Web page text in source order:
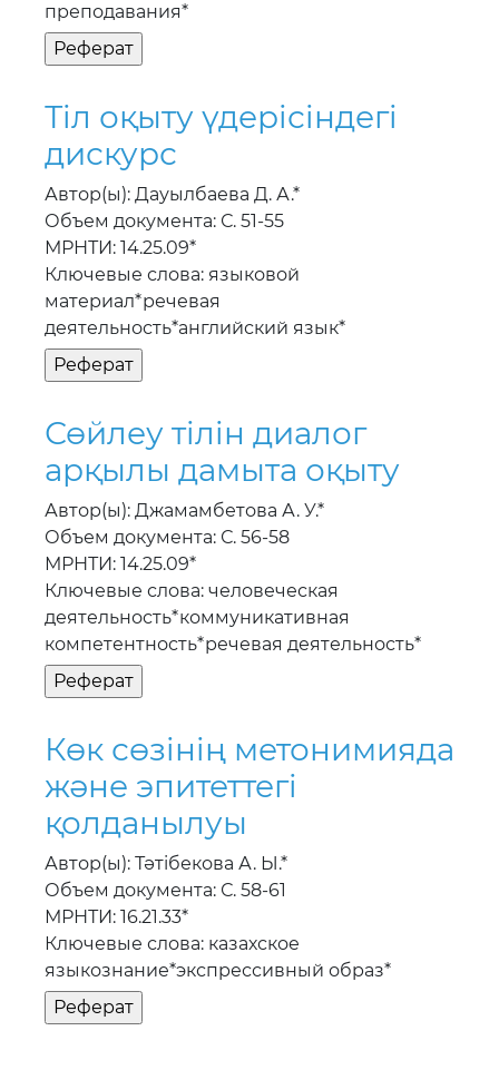
преподавания*
Тiл оқыту үдерiсiндегi
дискурс
Автор(ы): Дауылбаева Д. А.*
Объем документа: С. 51-55
МРНТИ: 14.25.09*
Ключевые слова: языковой
материал*речевая
деятельность*английский язык*
Сөйлеу тiлiн диалог
арқылы дамыта оқыту
Автор(ы): Джамамбетова А. У.*
Объем документа: С. 56-58
МРНТИ: 14.25.09*
Ключевые слова: человеческая
деятельность*коммуникативная
компетентность*речевая деятельность*
Көк сөзiнiң метонимияда
және эпитеттегi
қолданылуы
Автор(ы): Тәтiбекова А. Ы.*
Объем документа: С. 58-61
МРНТИ: 16.21.33*
Ключевые слова: казахское
языкознание*экспрессивный образ*